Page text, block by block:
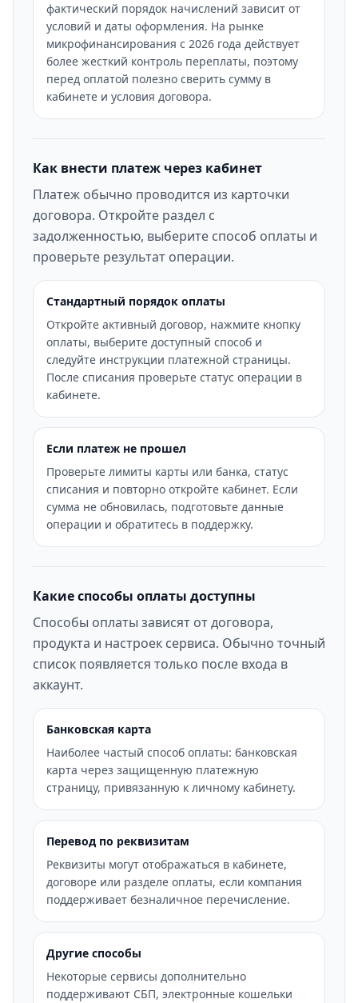
фактический порядок начислений зависит от
условий и даты оформления. На рынке
микрофинансирования с 2026 года действует
более жесткий контроль переплаты, поэтому
перед оплатой полезно сверить сумму в
кабинете и условия договора.
Как внести платеж через кабинет
Платеж обычно проводится из карточки
договора. Откройте раздел с
задолженностью, выберите способ оплаты и
проверьте результат операции.
Стандартный порядок оплаты
Откройте активный договор, нажмите кнопку
оплаты, выберите доступный способ и
следуйте инструкции платежной страницы.
После списания проверьте статус операции в
кабинете.
Если платеж не прошел
Проверьте лимиты карты или банка, статус
списания и повторно откройте кабинет. Если
сумма не обновилась, подготовьте данные
операции и обратитесь в поддержку.
Какие способы оплаты доступны
Способы оплаты зависят от договора,
продукта и настроек сервиса. Обычно точный
список появляется только после входа в
аккаунт.
Банковская карта
Наиболее частый способ оплаты: банковская
карта через защищенную платежную
страницу, привязанную к личному кабинету.
Перевод по реквизитам
Реквизиты могут отображаться в кабинете,
договоре или разделе оплаты, если компания
поддерживает безналичное перечисление.
Другие способы
Некоторые сервисы дополнительно
поддерживают СБП, электронные кошельки